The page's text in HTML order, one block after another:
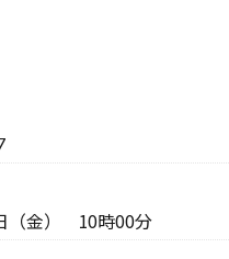
（金） 10時00分